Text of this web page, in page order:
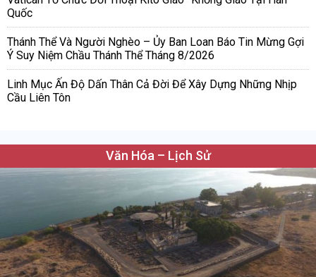
Quốc
Thánh Thể Và Người Nghèo – Ủy Ban Loan Báo Tin Mừng Gợi
Ý Suy Niệm Chầu Thánh Thể Tháng 8/2026
Linh Mục Ấn Độ Dấn Thân Cả Đời Để Xây Dựng Những Nhịp
Cầu Liên Tôn
Văn Hóa – Lịch Sử